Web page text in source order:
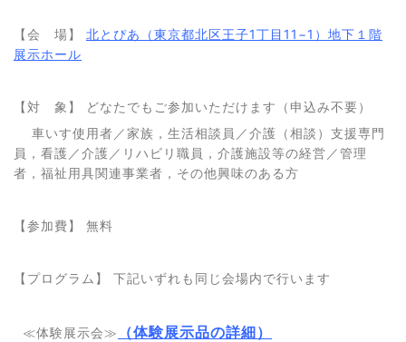
【会 場】 北とぴあ（東京都北区王子1丁目11−1）地下１階
展示ホール
【対 象】 どなたでもご参加いただけます（申込み不要）
車いす使用者／家族，生活相談員／介護（相談）支援専門
員，看護／介護／リハビリ職員，介護施設等の経営／管理
者，福祉用具関連事業者，その他興味のある方
【参加費】 無料
【プログラム】 下記いずれも同じ会場内で行います
≪体験展示会≫ （体験展示品の詳細）